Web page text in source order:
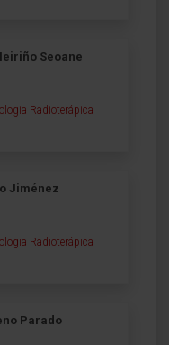
Seoane
Radioterápica
Jiménez
Radioterápica
Parado